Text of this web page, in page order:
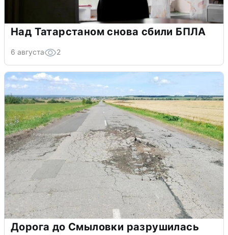
Над Татарстаном снова сбили БПЛА
6 августа 2
Дорога до Смыловки разрушилась